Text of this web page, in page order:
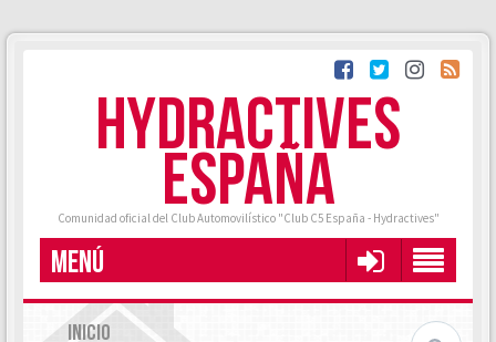
HYDRACTIVES
ESPAÑA
Comunidad oficial del Club Automovilístico "Club C5 España - Hydractives"
MENÚ
INICIO